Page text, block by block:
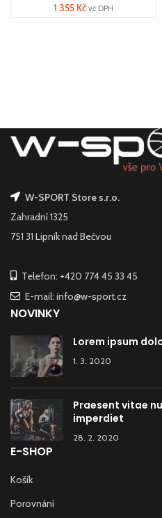
1 355 Kč vč DPH
W-SPORT Store s.r.o.
Zahradní 1325
751 31 Lipník nad Bečvou
Telefon: +420 774 45 33 45
E-mail: info@w-sport.cz
NOVINKY
Lorem ipsum
1. 3. 2020
Praesent vitae
imperdiet
28. 2. 2020
E-SHOP
Košík
Porovnání